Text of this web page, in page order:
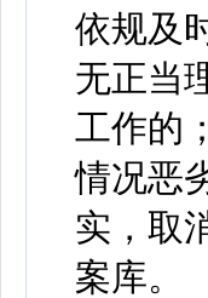
依规及
无正当
工作的
情况恶
实，取
案库。